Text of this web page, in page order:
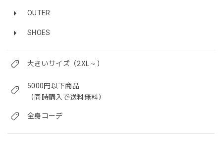
OUTER
SHOES
大きいサイズ（2XL～）
5000円以下商品
（同時購入で送料無料）
全身コーデ